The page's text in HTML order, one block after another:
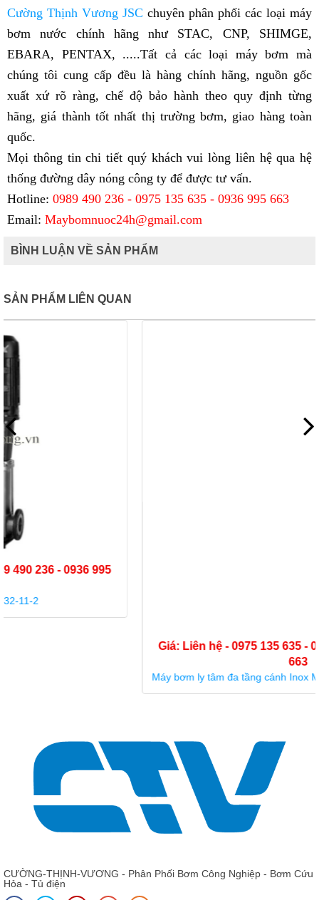
Cường Thịnh Vương JSC chuyên phân phối các loại máy
bơm nước chính hãng như STAC, CNP, SHIMGE,
EBARA, PENTAX, .....Tất cả các loại máy bơm mà
chúng tôi cung cấp đều là hàng chính hãng, nguồn gốc
xuất xứ rõ ràng, chế độ bảo hành theo quy định từng
hãng, giá thành tốt nhất thị trường bơm, giao hàng toàn
quốc.
Mọi thông tin chi tiết quý khách vui lòng liên hệ qua hệ
thống đường dây nóng công ty để được tư vấn.
Hotline: 0989 490 236 - 0975 135 635 - 0936 995 663
Email: Maybomnuoc24h@gmail.com
BÌNH LUẬN VỀ SẢN PHẨM
SẢN PHẨM LIÊN QUAN
Giá: Liên hệ - 0975 135 635 - 0989 490 236 - 0936 995
Máy bơm ly tâm đa tầng cánh Inox Model Shimge BLT 4 - 19
CƯỜNG-THỊNH-VƯƠNG - Phân Phối Bơm Công Nghiệp - Bơm Cứu
Hỏa - Tủ điện